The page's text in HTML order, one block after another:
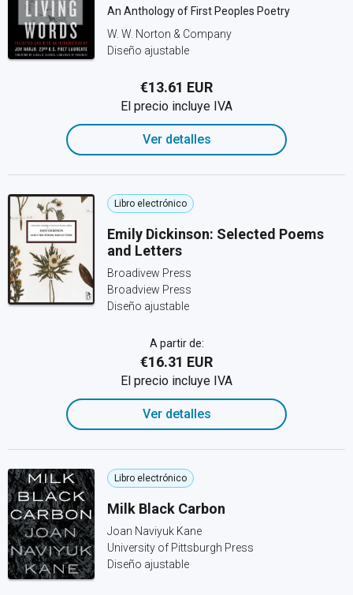
An Anthology of First Peoples Poetry
W. W. Norton & Company
Diseño ajustable
€13.61 EUR
El precio incluye IVA
Ver detalles
Libro electrónico
Emily Dickinson: Selected Poems
and Letters
Broadivew Press
Broadview Press
Diseño ajustable
A partir de:
€16.31 EUR
El precio incluye IVA
Ver detalles
Libro electrónico
Milk Black Carbon
Joan Naviyuk Kane
University of Pittsburgh Press
Diseño ajustable